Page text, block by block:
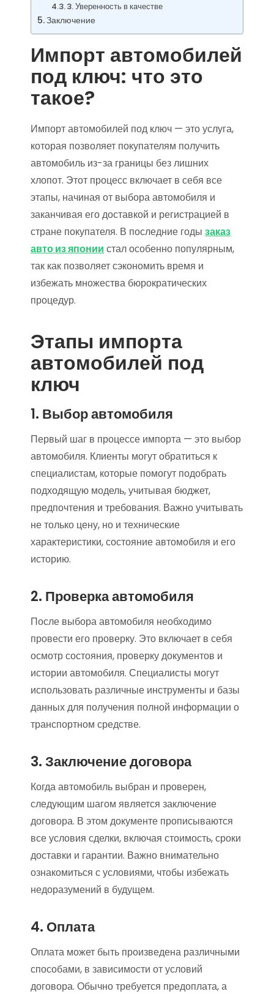
3. Уверенность в качестве
Заключение
Импорт автомобилей
под ключ: что это
такое?
Импорт автомобилей под ключ — это услуга,
которая позволяет покупателям получить
автомобиль из-за границы без лишних
хлопот. Этот процесс включает в себя все
этапы, начиная от выбора автомобиля и
заканчивая его доставкой и регистрацией в
стране покупателя. В последние годы заказ
авто из японии стал особенно популярным,
так как позволяет сэкономить время и
избежать множества бюрократических
процедур.
Этапы импорта
автомобилей под
ключ
1. Выбор автомобиля
Первый шаг в процессе импорта — это выбор
автомобиля. Клиенты могут обратиться к
специалистам, которые помогут подобрать
подходящую модель, учитывая бюджет,
предпочтения и требования. Важно учитывать
не только цену, но и технические
характеристики, состояние автомобиля и его
историю.
2. Проверка автомобиля
После выбора автомобиля необходимо
провести его проверку. Это включает в себя
осмотр состояния, проверку документов и
истории автомобиля. Специалисты могут
использовать различные инструменты и базы
данных для получения полной информации о
транспортном средстве.
3. Заключение договора
Когда автомобиль выбран и проверен,
следующим шагом является заключение
договора. В этом документе прописываются
все условия сделки, включая стоимость, сроки
доставки и гарантии. Важно внимательно
ознакомиться с условиями, чтобы избежать
недоразумений в будущем.
4. Оплата
Оплата может быть произведена различными
способами, в зависимости от условий
договора. Обычно требуется предоплата, а